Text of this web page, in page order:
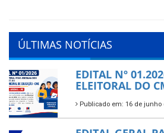
ÚLTIMAS NOTÍCIAS
EDITAL Nº
ELEITORAL DO
Publicado em: 16 de junho